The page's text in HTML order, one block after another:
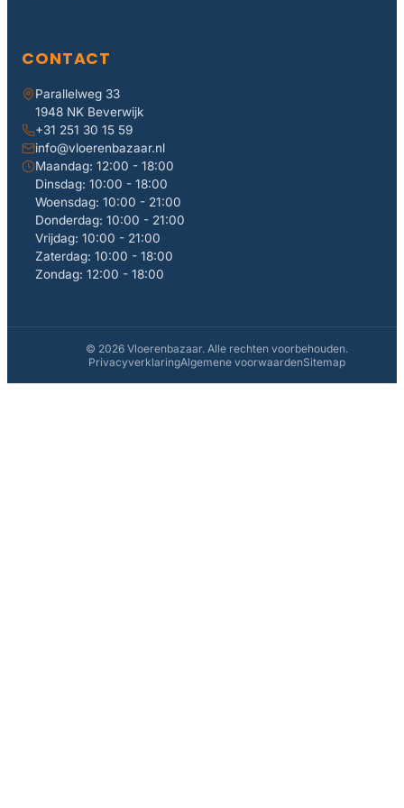
De voordelen van laminaatvloeren
Laminaatvloeren staan bekend om hun uitstekende
duurzaamheid. Deze vloeren zijn bestand tegen intensief
gebruik en blijven langdurig in zeer goede conditie, zelfs in
drukke huishoudens. Ook het onderhoud van dit type
vloeren is eenvoudig: een snelle dweilbeurt is vaak al
voldoende om je vloer schoon en netjes te houden.
Bovendien biedt laminaat een geweldige prijs-
kwaliteitverhouding; je krijgt een luxe uitstraling zonder
In welke ruimtes gebruik je breed
laminaat?
CONTACT
Parallelweg 33
1948 NK Beverwijk
+31 251 30 15 59
info@vloerenbazaar.nl
Maandag: 12:00 - 18:00
Dinsdag: 10:00 - 18:00
Woensdag: 10:00 - 21:00
Donderdag: 10:00 - 21:00
Vrijdag: 10:00 - 21:00
Zaterdag: 10:00 - 18:00
Zondag: 12:00 - 18:00
© 2026 Vloerenbazaar. Alle rechten voorbehouden.
PrivacyverklaringAlgemene voorwaardenSitemap